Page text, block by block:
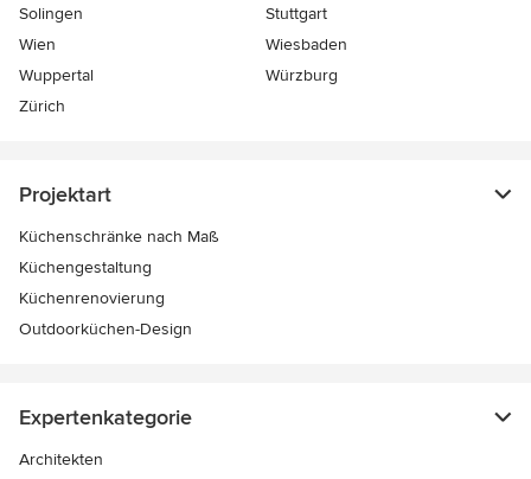
Solingen
Stuttgart
Wien
Wiesbaden
Wuppertal
Würzburg
Zürich
Projektart
Küchenschränke nach Maß
Küchengestaltung
Küchenrenovierung
Outdoorküchen-Design
Expertenkategorie
Architekten